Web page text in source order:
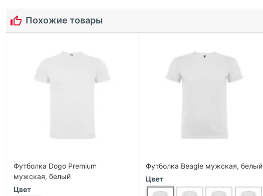
Похожие товары
Футболка Dogo Premium
мужская, белый
Цвет
Футболка Beagle мужская, белый
Цвет